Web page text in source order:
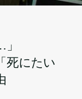
死にたい